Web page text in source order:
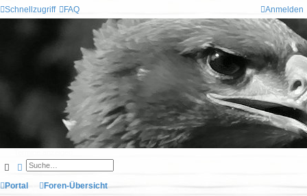
Schnellzugriff FAQ Anmelden
SucheErweiterte Suche
Portal Foren-Übersicht